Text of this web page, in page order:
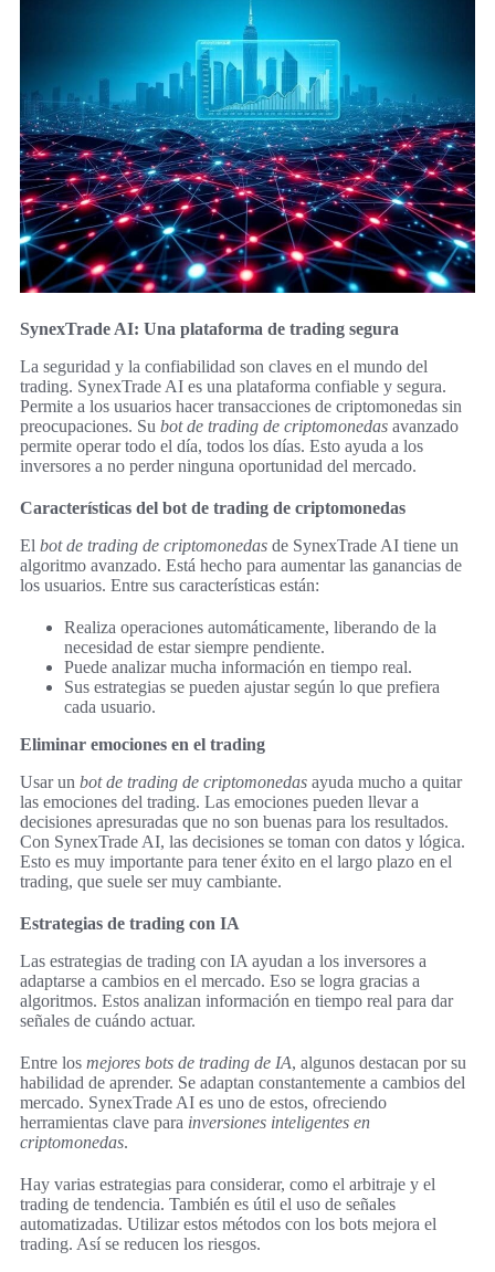
SynexTrade AI: Una plataforma de trading segura
La seguridad y la confiabilidad son claves en el mundo del
trading. SynexTrade AI es una plataforma confiable y segura.
Permite a los usuarios hacer transacciones de criptomonedas sin
preocupaciones. Su bot de trading de criptomonedas avanzado
permite operar todo el día, todos los días. Esto ayuda a los
inversores a no perder ninguna oportunidad del mercado.
Características del bot de trading de criptomonedas
El bot de trading de criptomonedas de SynexTrade AI tiene un
algoritmo avanzado. Está hecho para aumentar las ganancias de
los usuarios. Entre sus características están:
Realiza operaciones automáticamente, liberando de la
necesidad de estar siempre pendiente.
Puede analizar mucha información en tiempo real.
Sus estrategias se pueden ajustar según lo que prefiera
cada usuario.
Eliminar emociones en el trading
Usar un bot de trading de criptomonedas ayuda mucho a quitar
las emociones del trading. Las emociones pueden llevar a
decisiones apresuradas que no son buenas para los resultados.
Con SynexTrade AI, las decisiones se toman con datos y lógica.
Esto es muy importante para tener éxito en el largo plazo en el
trading, que suele ser muy cambiante.
Estrategias de trading con IA
Las estrategias de trading con IA ayudan a los inversores a
adaptarse a cambios en el mercado. Eso se logra gracias a
algoritmos. Estos analizan información en tiempo real para dar
señales de cuándo actuar.
Entre los mejores bots de trading de IA, algunos destacan por su
habilidad de aprender. Se adaptan constantemente a cambios del
mercado. SynexTrade AI es uno de estos, ofreciendo
herramientas clave para inversiones inteligentes en
criptomonedas.
Hay varias estrategias para considerar, como el arbitraje y el
trading de tendencia. También es útil el uso de señales
automatizadas. Utilizar estos métodos con los bots mejora el
trading. Así se reducen los riesgos.